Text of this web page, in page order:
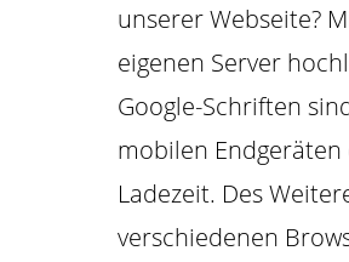
unserer Webseite?
eigenen Server
Google-Schriften
mobilen
Ladezeit. Des
verschiedenen